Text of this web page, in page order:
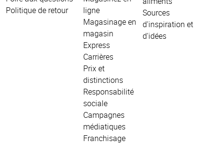
Politique de retour
ligne
Magasinage en
magasin
Express
Carrières
Prix et
distinctions
Responsabilité
sociale
Campagnes
médiatiques
Franchisage
Sources
d'inspiration et
d'idées